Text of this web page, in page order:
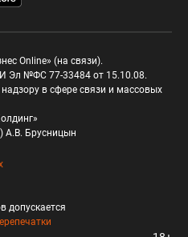
Online» (на связи).
Эл №ФС 77-33484 от 15.10.08.
в сфере связи и массовых
А.В. Брусницын
допускается